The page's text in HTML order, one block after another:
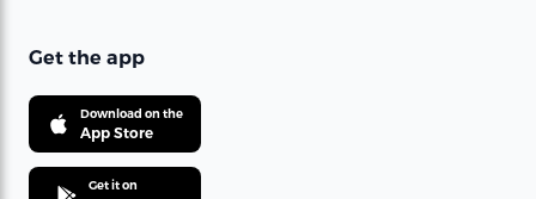
Get the app
Download on the
App Store
Get it on